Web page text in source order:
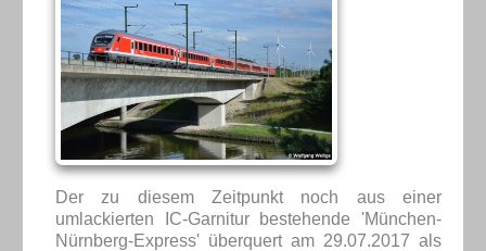
Der zu diesem Zeitpunkt noch aus einer
umlackierten IC-Garnitur bestehende 'München-
Nürnberg-Express' überquert am 29.07.2017 als